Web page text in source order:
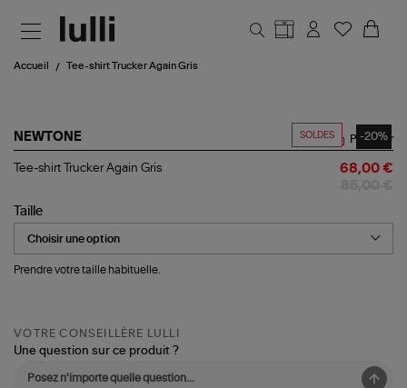
Accueil Tee-shirt Trucker Again Gris
SOLDES -20%
NEWTONE
Tee-
Again
Gris
Partager
Tee-shirt Trucker Again Gris 68,00 €
Taille
Prendre votre taille habituelle.
VOTRE CONSEILLÈRE LULLI
Une question sur ce produit ?